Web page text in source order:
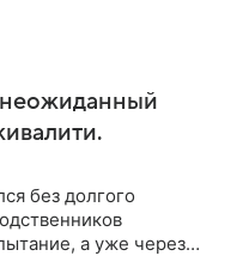
неожиданный
без долгого
а уже через